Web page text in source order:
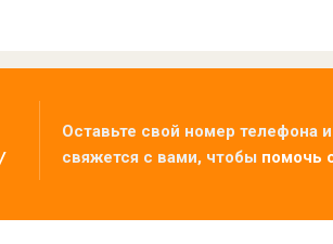
Оставьте свой номер телефона
свяжется с вами, чтобы помочь